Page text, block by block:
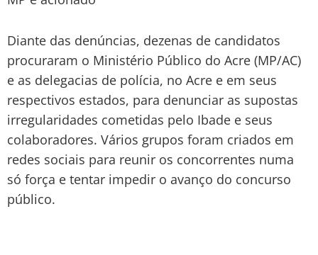
Diante das denúncias, dezenas de candidatos
procuraram o Ministério Público do Acre (MP/AC)
e as delegacias de polícia, no Acre e em seus
respectivos estados, para denunciar as supostas
irregularidades cometidas pelo Ibade e seus
colaboradores. Vários grupos foram criados em
redes sociais para reunir os concorrentes numa
só força e tentar impedir o avanço do concurso
público.